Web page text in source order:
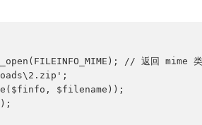
$filename));